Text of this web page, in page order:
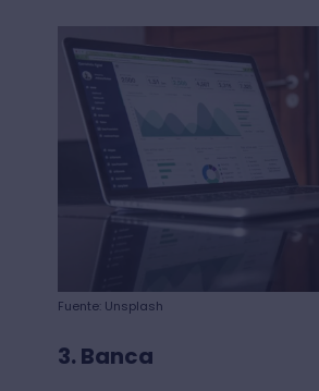
Fuente: Unsplash
3. Banca